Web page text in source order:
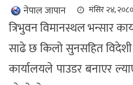
नेपाल जापान मंसिर २४, २०८०
त्रिभुवन विमानस्थल भन्सार
साढे छ किलो सुनसहित
कार्यालयले पाउडर बनाएर